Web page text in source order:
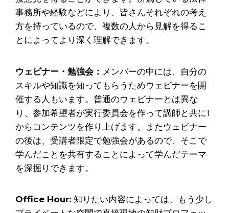
事務所や経験などにより、皆さんそれぞれの考え
方を持っているので、複数の人から見解を得るこ
とによってより深く理解できます。
ウェビナー・ 勉強会 ： メンバーの中には、自分の
スキルや知識を知ってもらうためウェビナーを開
催する人もいます。普通のウェビナーとは異な
り、参加希望者が実行委員会を作って講師と共に1
からコンテンツを作り上げます。またウェビナー
の後は、受講者限定で勉強会があるので、そこで
学んだことを共有することによって学んだテーマ
を深掘りできます。
Office Hour: 知りたい内容によっては、もう少し